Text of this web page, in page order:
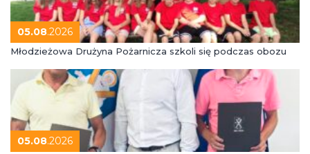
05.08.2026
Młodzieżowa Drużyna Pożarnicza szkoli się podczas obozu
05.08.2026